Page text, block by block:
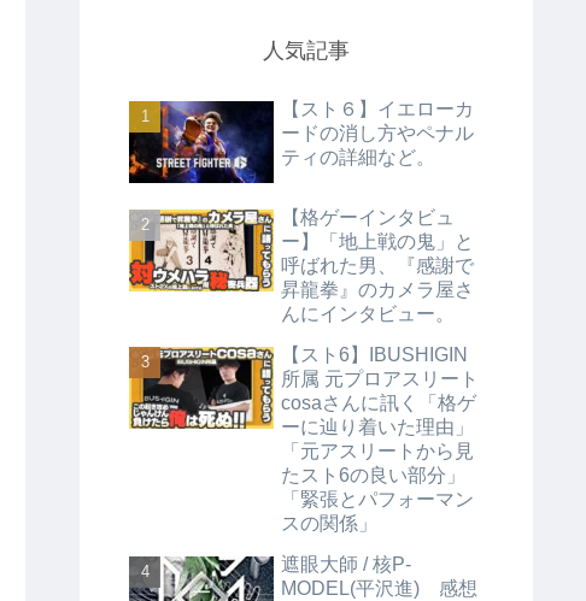
人気記事
【スト６】イエローカ
ードの消し方やペナル
ティの詳細など。
【格ゲーインタビュ
ー】「地上戦の鬼」と
呼ばれた男、『感謝で
昇龍拳』のカメラ屋さ
んにインタビュー。
【スト6】IBUSHIGIN
所属 元プロアスリート
cosaさんに訊く「格ゲ
ーに辿り着いた理由」
「元アスリートから見
たスト6の良い部分」
「緊張とパフォーマン
スの関係」
遮眼大師 / 核P-
MODEL(平沢進) 感想